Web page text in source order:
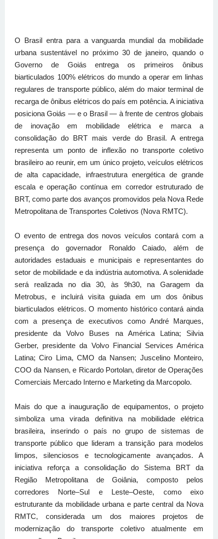
O Brasil entra para a vanguarda mundial da mobilidade
urbana sustentável no próximo 30 de janeiro, quando o
Governo de Goiás entrega os primeiros ônibus
biarticulados 100% elétricos do mundo a operar em linhas
regulares de transporte público, além do maior terminal de
recarga de ônibus elétricos do país em potência. A iniciativa
posiciona Goiás — e o Brasil — à frente de centros globais
de inovação em mobilidade elétrica e marca a
consolidação do BRT mais verde do Brasil. A entrega
representa um ponto de inflexão no transporte coletivo
brasileiro ao reunir, em um único projeto, veículos elétricos
de alta capacidade, infraestrutura energética de grande
escala e operação contínua em corredor estruturado de
BRT, como parte dos avanços promovidos pela Nova Rede
Metropolitana de Transportes Coletivos (Nova RMTC).
O evento de entrega dos novos veículos contará com a
presença do governador Ronaldo Caiado, além de
autoridades estaduais e municipais e representantes do
setor de mobilidade e da indústria automotiva. A solenidade
será realizada no dia 30, às 9h30, na Garagem da
Metrobus, e incluirá visita guiada em um dos ônibus
biarticulados elétricos. O momento histórico contará ainda
com a presença de executivos como André Marques,
presidente da Volvo Buses na América Latina; Silvia
Gerber, presidente da Volvo Financial Services América
Latina; Ciro Lima, CMO da Nansen; Juscelino Monteiro,
COO da Nansen, e Ricardo Portolan, diretor de Operações
Comerciais Mercado Interno e Marketing da Marcopolo.
Mais do que a inauguração de equipamentos, o projeto
simboliza uma virada definitiva na mobilidade elétrica
brasileira, inserindo o país no grupo de sistemas de
transporte público que lideram a transição para modelos
limpos, silenciosos e tecnologicamente avançados. A
iniciativa reforça a consolidação do Sistema BRT da
Região Metropolitana de Goiânia, composto pelos
corredores Norte–Sul e Leste–Oeste, como eixo
estruturante da mobilidade urbana e parte central da Nova
RMTC, considerada um dos maiores projetos de
modernização do transporte coletivo atualmente em